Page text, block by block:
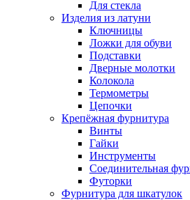
Для стекла
Изделия из латуни
Ключницы
Ложки для обуви
Подставки
Дверные молотки
Колокола
Термометры
Цепочки
Крепёжная фурнитура
Винты
Гайки
Инструменты
Соединительная
Футорки
Фурнитура для шкатулок